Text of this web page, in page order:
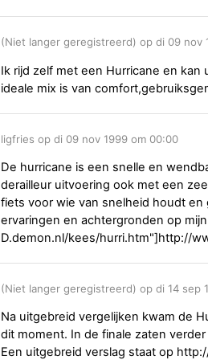
(Niet langer geregistreerd) op di 09 nov
Ik rijd zelf met een Hurricane en
ideale mix is van
ligfries op di 09 nov 1999 om 00:00
De hurricane is een snelle en
derailleur uitvoering ook met een
fiets voor wie van snelheid houdt
ervaringen en achtergronden op
D.demon.nl/kees/hurri.htm"]http://
(Niet langer geregistreerd) op di 14 sep
Na uitgebreid vergelijken kwam de
dit moment. In de finale zaten
Een uitgebreid verslag staat op